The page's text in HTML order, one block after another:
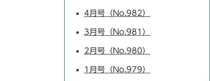
4月号（No.982）
3月号（No.981）
2月号（No.980）
1月号（No.979）